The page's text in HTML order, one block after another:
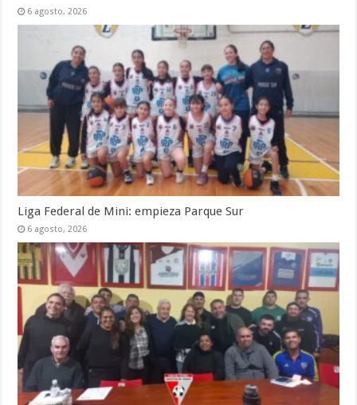
6 agosto, 2026
Liga Federal de Mini: empieza Parque Sur
6 agosto, 2026